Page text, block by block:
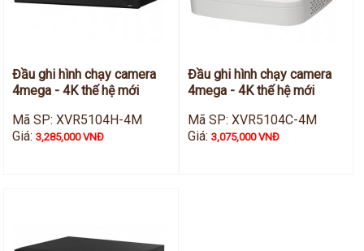
Đầu ghi hình chạy camera
4mega - 4K thế hệ mới
Mã SP: XVR5104H-4M
Giá:3,285,000 VNĐ
Đầu ghi hình chạy camera
4mega - 4K thế hệ mới
Mã SP: XVR5104C-4M
Giá: 3,075,000 VNĐ